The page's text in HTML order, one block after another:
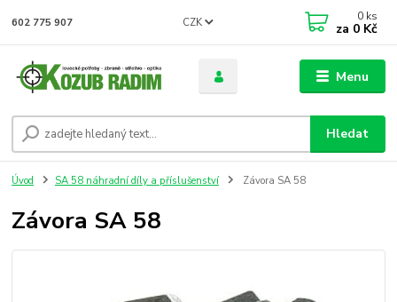
Menu
CZK
Hledat
602 775 907 0 ks
za 0 Kč
Úvod SA 58 náhradní díly a příslušenství Závora SA 58
Závora SA 58